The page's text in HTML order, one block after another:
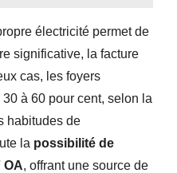
électricité permet de
significative, la facture
cas, les foyers
à 60 pour cent, selon la
habitudes de
la possibilité de
OA, offrant une source de